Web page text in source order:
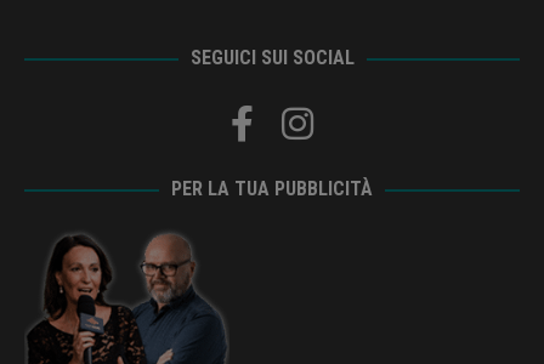
SEGUICI SUI SOCIAL
PER LA TUA PUBBLICITÀ